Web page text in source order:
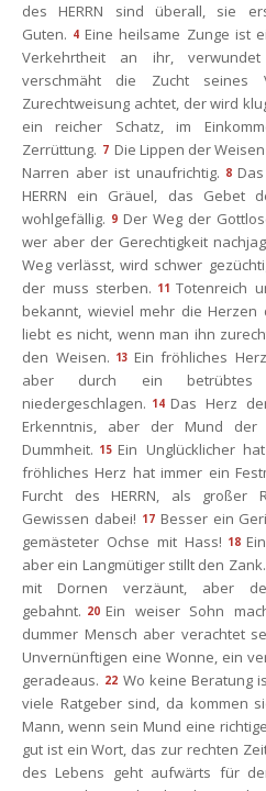
des HERRN sind überall, sie
Guten. 4 Eine heilsame Zunge ist
Verkehrtheit an ihr,
verschmäht die Zucht
Zurechtweisung achtet, der wird
ein reicher Schatz, im
Zerrüttung. 7 Die Lippen der
Narren aber ist unaufrichtig. 8
HERRN ein Gräuel, das Gebet
wohlgefällig. 9 Der Weg der
wer aber der Gerechtigkeit
Weg verlässt, wird schwer
der muss sterben. 11 Totenreich
bekannt, wieviel mehr die Herzen
liebt es nicht, wenn man ihn
den Weisen. 13 Ein fröhliches
aber durch ein
niedergeschlagen. 14 Das Herz
Erkenntnis, aber der Mund
Dummheit. 15 Ein Unglücklicher
fröhliches Herz hat immer ein
Furcht des HERRN, als großer
Gewissen dabei! 17 Besser ein
gemästeter Ochse mit Hass! 18
aber ein Langmütiger stillt den Zank.
mit Dornen verzäunt, aber
gebahnt. 20 Ein weiser Sohn
dummer Mensch aber verachtet
Unvernünftigen eine Wonne, ein
geradeaus. 22 Wo keine Beratung
viele Ratgeber sind, da kommen
Mann, wenn sein Mund eine
gut ist ein Wort, das zur rechten
des Lebens geht aufwärts für